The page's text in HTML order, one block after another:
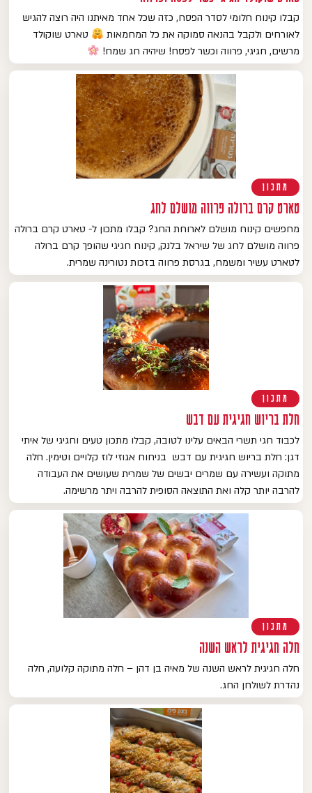
קבלו קינוח חלומי לסדר הפסח, כזה שכל אחד מאיתנו היה רוצה להגיש
לאורחים ולקבל בהנאה סמוקה את כל המחמאות
טארט שוקולד
מרשים, חגיגי, פרווה וכשר לפסח! שיהיה חג שמח!
מתכון
טארט קרם ברולה פרווה מושלם לחג
מחפשים קינוח מושלם לארוחת החג? קבלו מתכון ל- טארט קרם ברולה
פרווה מושלם לחג של שיראל בלנק, קינוח חגיגי שהופך קרם ברולה
לטארט עשיר ומשמח, בגרסת פרווה בזכות נטורינה שמרית.
מתכון
חלת בריוש חגיגית עם דבש
לכבוד חגי תשרי הבאים עלינו לטובה, קבלו מתכון טעים וחגיגי של איתי
דגן: חלת בריוש חגיגית עם דבש בניחוח אגוזי לוז קלויים וטימין. חלה
מתוקה ועשירה עם שמרים יבשים של שמרית שעושים את העבודה
להרבה יותר קלה ואת התוצאה הסופית להרבה ויתר מרשימה.
מתכון
חלה חגיגית לראש השנה
חלה חגיגית לראש השנה של מאיה בן דהן – חלה מתוקה קלועה, חלה
נהדרת לשולחן החג.